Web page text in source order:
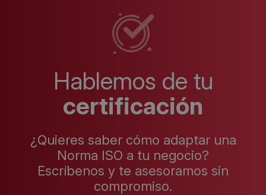
Hablemos de tu
certificación
¿Quieres saber cómo adaptar una
Norma ISO a tu negocio?
Escríbenos y te asesoramos sin
compromiso.